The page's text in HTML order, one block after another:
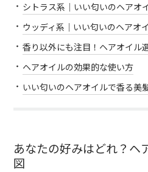
シトラス系｜いい匂いのヘアオ
ウッディ系｜いい匂いのヘアオ
香り以外にも注目！ヘアオイル
ヘアオイルの効果的な使い方
いい匂いのヘアオイルで香る美
あなたの好みはどれ？ヘ
図